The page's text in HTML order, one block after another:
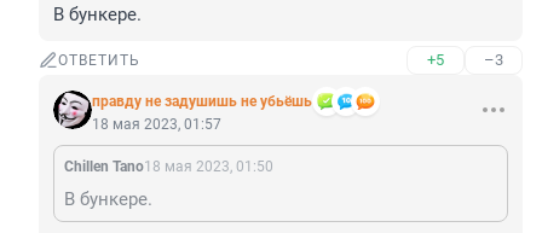
В бункере.
ОТВЕТИТЬ +5 –3
правду не задушишь не убьёшь
18 мая 2023, 01:57
Chillen Tano18 мая 2023, 01:50
В бункере.